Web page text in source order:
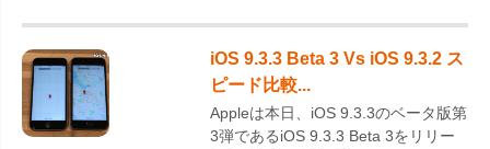
iOS 9.3.3 Beta 3 Vs iOS 9.3.2 ス
ピード比較...
Appleは本日、iOS 9.3.3のベータ版第
3弾であるiOS 9.3.3 Beta 3をリリー